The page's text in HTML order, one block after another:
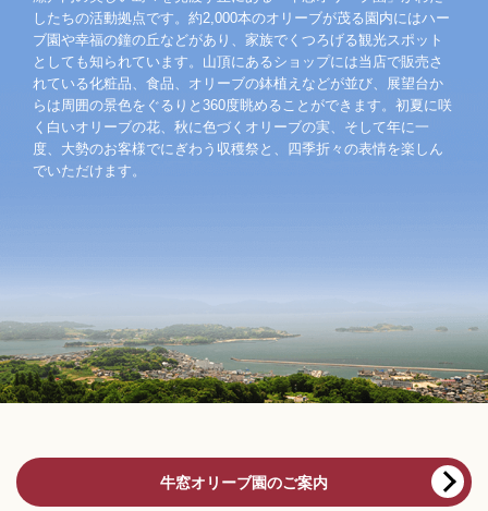
したちの活動拠点です。約2,000本のオリーブが茂る園内にはハー
ブ園や幸福の鐘の丘などがあり、家族でくつろげる観光スポット
としても知られています。山頂にあるショップには当店で販売さ
れている化粧品、食品、オリーブの鉢植えなどが並び、展望台か
らは周囲の景色をぐるりと360度眺めることができます。初夏に咲
く白いオリーブの花、秋に色づくオリーブの実、そして年に一
度、大勢のお客様でにぎわう収穫祭と、四季折々の表情を楽しん
でいただけます。
牛窓オリーブ園のご案内